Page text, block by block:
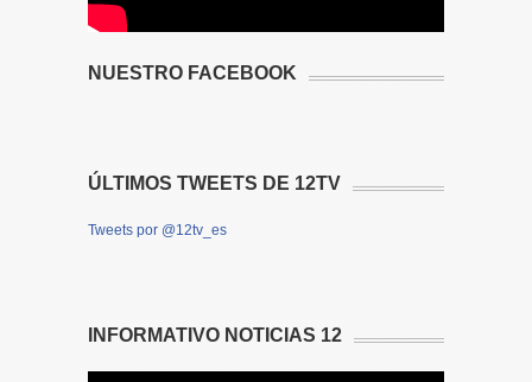
NUESTRO FACEBOOK
ÚLTIMOS TWEETS DE 12TV
Tweets por @12tv_es
INFORMATIVO NOTICIAS 12